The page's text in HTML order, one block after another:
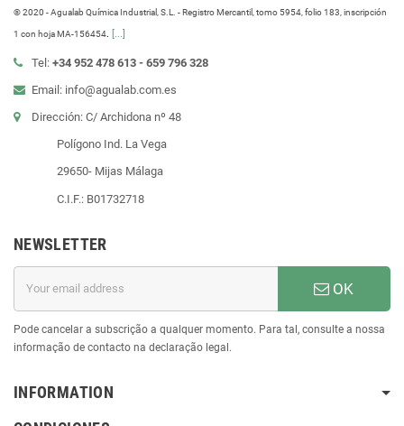
® 2020 - Agualab Química Industrial, S.L. - Registro Mercantil, tomo 5954, folio 183, inscripción
1 con hoja MA-156454. [...]
Tel: +34 952 478 613 - 659 796 328
Email: info@agualab.com.es
Dirección: C/ Archidona nº 48
Polígono Ind. La Vega
29650- Mijas Málaga
C.I.F.: B01732718
NEWSLETTER
OK
Pode cancelar a subscrição a qualquer momento. Para tal, consulte a nossa
informação de contacto na declaração legal.
INFORMATION